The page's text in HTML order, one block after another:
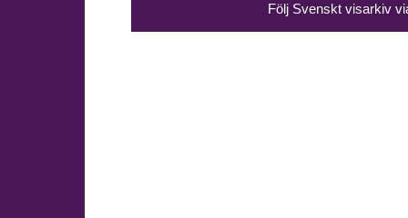
Följ Svenskt visarkiv